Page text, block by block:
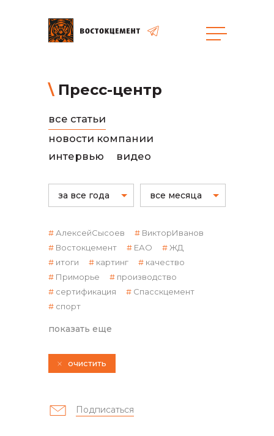
объявленные закупки
реализация неликвидов
контакты отдела закупок
Пресс-центр
все статьи
новости компании
интервью
видео
за все года все месяца
АлексейСысоев
ВикторИванов
Востокцемент
ЕАО
ЖД
итоги
картинг
качество
Приморье
производство
сертификация
Спасскцемент
спорт
показать еще
Подписаться
очистить